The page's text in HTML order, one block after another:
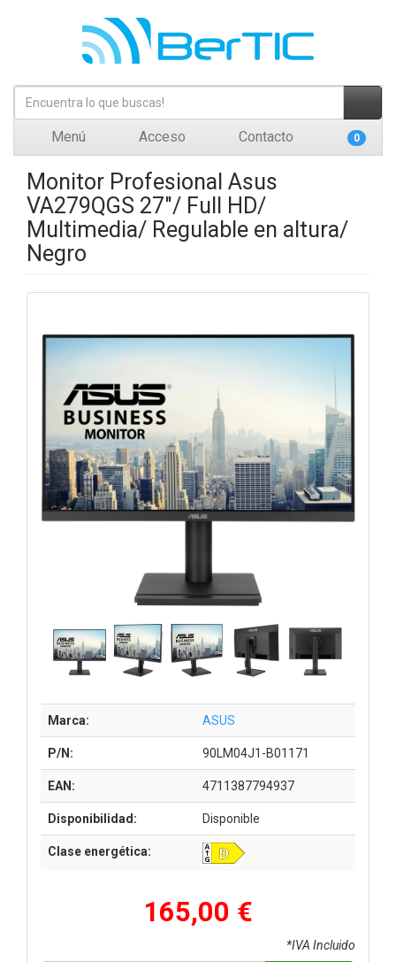
Menú Acceso Contacto 0
Monitor Profesional Asus
VA279QGS 27"/ Full HD/
Multimedia/ Regulable en altura/
Negro
Marca: ASUS
P/N: 90LM04J1-B01171
EAN: 4711387794937
Disponibilidad: Disponible
Clase energética:
165,00 €
*IVA Incluido